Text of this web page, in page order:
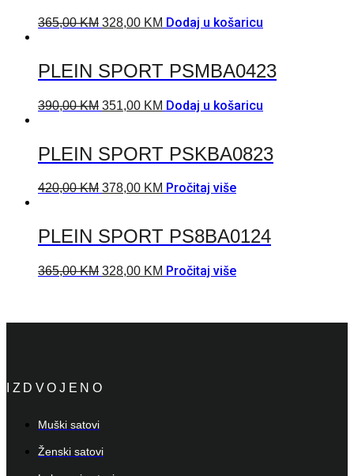
365,00KM 328,00 KM Dodaj u košaricu
PLEIN SPORT PSMBA0423
390,00KM 351,00 KM Dodaj u košaricu
PLEIN SPORT PSKBA0823
420,00KM 378,00 KM Pročitaj više
PLEIN SPORT PS8BA0124
365,00KM 328,00 KM Pročitaj više
IZDVOJENO
Muški satovi
Ženski satovi